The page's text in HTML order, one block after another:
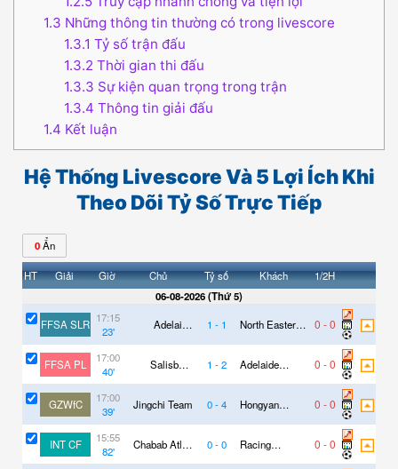
1.3 Những thông tin thường có trong livescore
1.3.1 Tỷ số trận đấu
1.3.2 Thời gian thi đấu
1.3.3 Sự kiện quan trọng trong trận
1.3.4 Thông tin giải đấu
1.4 Kết luận
Hệ Thống Livescore Và 5 Lợi Ích Khi
Theo Dõi Tỷ Số Trực Tiếp
0Ẩn
HT Giải Giờ Chủ Tỷ số Khách 1/2H
06-08-2026(Thứ 5)
FFSA SLR 17:15
23'
Adelaide
1 - 1
North Eastern
0 -0
FFSA PL
17:00
40'
Salisbury
1 -2
Adelaide
0 -0
GZWfC
17:00
39'
Jingchi Team 0-4
Hongyan
0 -0
INT CF
15:55
82'
Chabab Atlas
0-0
Racing
0 -0